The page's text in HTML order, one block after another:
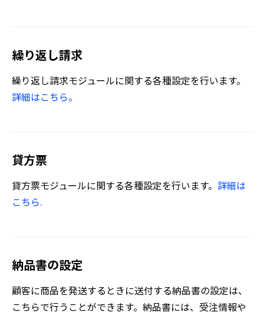
繰り返し請求
繰り返し請求モジュールに関する各種設定を行います。
詳細はこちら。
貸方票
貸方票モジュールに関する各種設定を行います。 詳細は
こちら.
納品書の設定
顧客に商品を発送するときに送付する納品書の設定は、
こちらで行うことができます。納品書には、受注情報や